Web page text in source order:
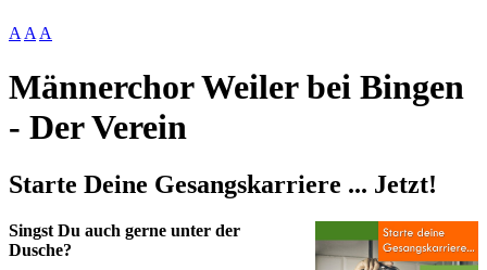
AAA
Männerchor Weiler bei Bingen
- Der Verein
Starte Deine Gesangskarriere ... Jetzt!
Singst Du auch gerne unter der
Dusche?